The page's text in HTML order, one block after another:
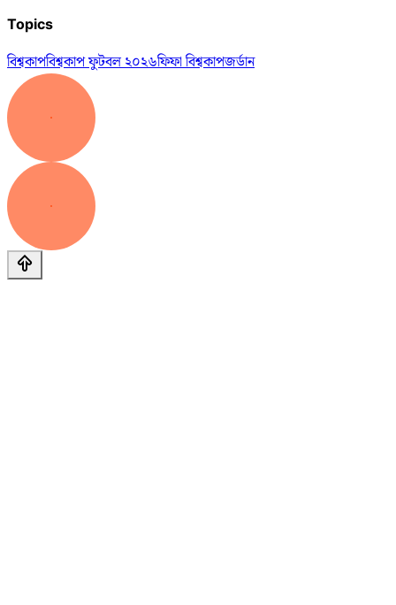
Topics
বিশ্বকাপবিশ্বকাপ ফুটবল ২০২৬ফিফা বিশ্বকাপজর্ডান